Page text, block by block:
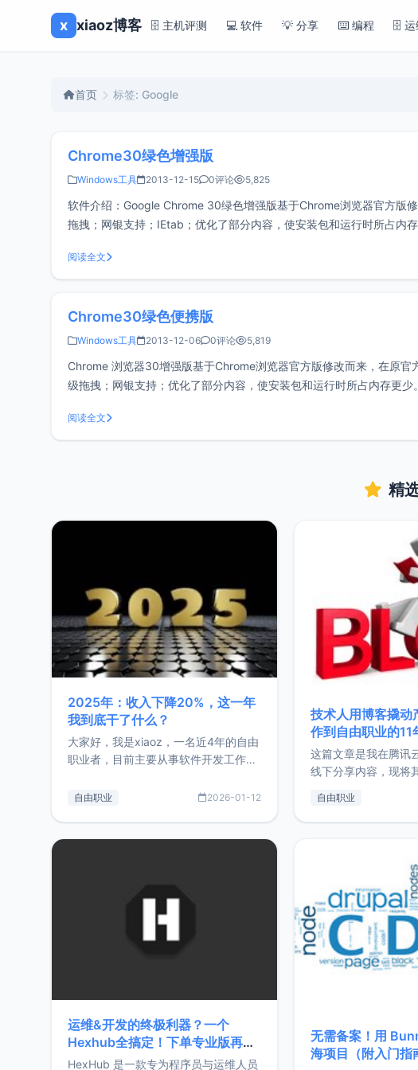
x xiaoz博客 🗄️ 主机评测 💻 软件 💡 分享 ⌨️ 编程 🗄️ 运
首页 标签: Google
Chrome30绿色增强版
Windows工具 2013-12-15 0评论 5,825
软件介绍：Google Chrome 30绿色增强版基于Chrome浏览器官方版
拖拽；网银支持；IEtab；优化了部分内容，使安装包和运行时所占内
阅读全文
Chrome30绿色便携版
Windows工具 2013-12-06 0评论 5,819
Chrome 浏览器30增强版基于Chrome浏览器官方版修改而来，在原
级拖拽；网银支持；优化了部分内容，使安装包和运行时所占内存更
阅读全文
精
2025年：收入下降20%，这一年
我到底干了什么？
大家好，我是xiaoz，一名近4年的自由
职业者，目前主要从事软件开发工作。
的总结，内容主要包括：工作、学习、
自由职业 2026-01-12
技术人用博客撬动
作到自由职业的11
这篇文章是我在腾讯
线下分享内容，现将
版，分享了写博客11
通过博客过渡到做产
的一个小故事。文中
前从事服务器运维
转自由职业3年，目前
自由职业
运维&开发的终极利器？一个
Hexhub全搞定！下单专业版再赠
Zdir/OneNav授权
HexHub 是一款专为程序员与运维人员
无需备案！用
海项目（附入门指